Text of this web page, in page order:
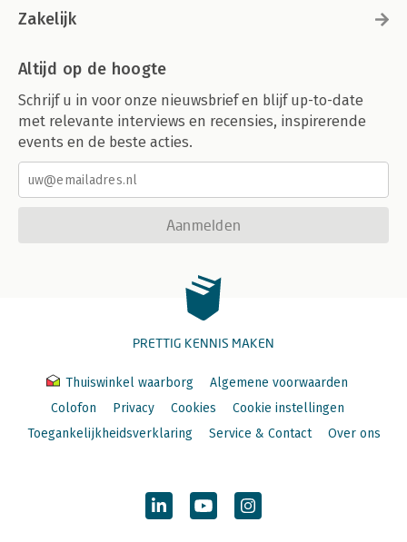
Zakelijk
Altijd op de hoogte
Schrijf u in voor onze nieuwsbrief en blijf up-to-date
met relevante interviews en recensies, inspirerende
events en de beste acties.
Aanmelden
PRETTIG KENNIS MAKEN
Thuiswinkel waarborg
Algemene voorwaarden
Colofon
Privacy Cookies
Cookie instellingen
Toegankelijkheidsverklaring
Service & Contact Over ons